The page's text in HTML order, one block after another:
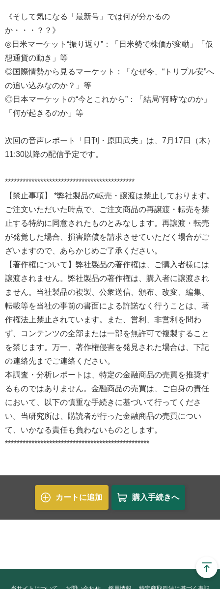
《そして気になる「最新号」では何が分かるの
か・・・？？》
◎日米マーケット“振り返り”：「日米勢で株価が変動」「仮
想通貨の動き」等
◎国際情勢から見るマーケット：「なぜ今、“トリプル安”へ
の追い込みなのか？」等
◎日本マーケットの“今とこれから”：「結局”何時“なのか」
「何が起きるのか」等
次回の音声レポート「日刊・原田武夫」は、7月17日（木）
11:30以降の配信予定です。
********************************************
【禁止事項】 *弊社製品の転売・譲渡は禁止しております。
ご注文いただいた時点で、ご注文商品の再譲渡・転売を禁
止する特約に同意されたものとみなします。再譲渡・転売
が発覚した場合、損害賠償を請求させていただく場合がご
ざいますので、あらかじめご了承ください。
【著作権について】弊社製品の著作権は、ご購入者様には
譲渡されません。弊社製品の著作権は、購入者に譲渡され
ません。当社製品の複製、公衆送信、頒布、改変、編集、
転載等を当社の事前の書面による許諾なく行うことは、著
作権法上禁止されています。また、営利、非営利を問わ
ず、コンテンツの全部または一部を無許可で複製すること
を禁じます。万一、著作権侵害を発見された場合は、下記
の連絡先までご連絡ください。
本調査・分析レポートは、特定の金融商品の売買を推奨す
るものではありません。金融商品の売買は、ご自身の責任
において、以下の慎重な手続きに基づいて行ってくださ
い。当研究所は、購読者が行った金融商品の売買につい
て、いかなる責任も負わないものとします。
*************************************************
カートに追加 購入手続きへ